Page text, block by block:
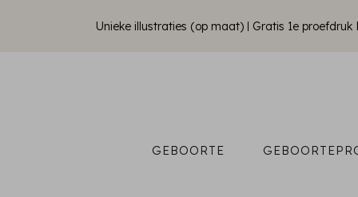
Unieke illustraties (op maat) Gratis 1e proefdruk
GEBOORTE